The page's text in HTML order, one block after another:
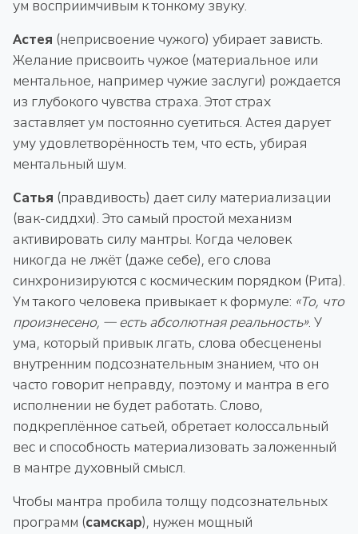
ум восприимчивым к тонкому звуку.
Астея (неприсвоение чужого) убирает зависть.
Желание присвоить чужое (материальное или
ментальное, например чужие заслуги) рождается
из глубокого чувства страха. Этот страх
заставляет ум постоянно суетиться. Астея дарует
уму удовлетворённость тем, что есть, убирая
ментальный шум.
Сатья (правдивость) дает силу материализации
(вак-сиддхи). Это самый простой механизм
активировать силу мантры. Когда человек
никогда не лжёт (даже себе), его слова
синхронизируются с космическим порядком (Рита).
Ум такого человека привыкает к формуле: «То, что
произнесено, — есть абсолютная реальность». У
ума, который привык лгать, слова обесценены
внутренним подсознательным знанием, что он
часто говорит неправду, поэтому и мантра в его
исполнении не будет работать. Слово,
подкреплённое сатьей, обретает колоссальный
вес и способность материализовать заложенный
в мантре духовный смысл.
Чтобы мантра пробила толщу подсознательных
программ (самскар), нужен мощный